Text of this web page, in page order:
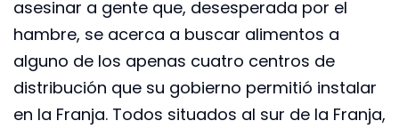
asesinar a gente que, desesperada por el
hambre, se acerca a buscar alimentos a
alguno de los apenas cuatro centros de
distribución que su gobierno permitió instalar
en la Franja. Todos situados al sur de la Franja,